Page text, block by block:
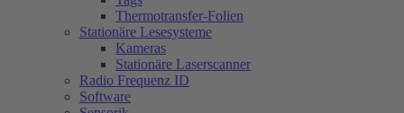
Thermotransfer-Folien
Stationäre Lesesysteme
Kameras
Stationäre Laserscanner
Radio Frequenz ID
Software